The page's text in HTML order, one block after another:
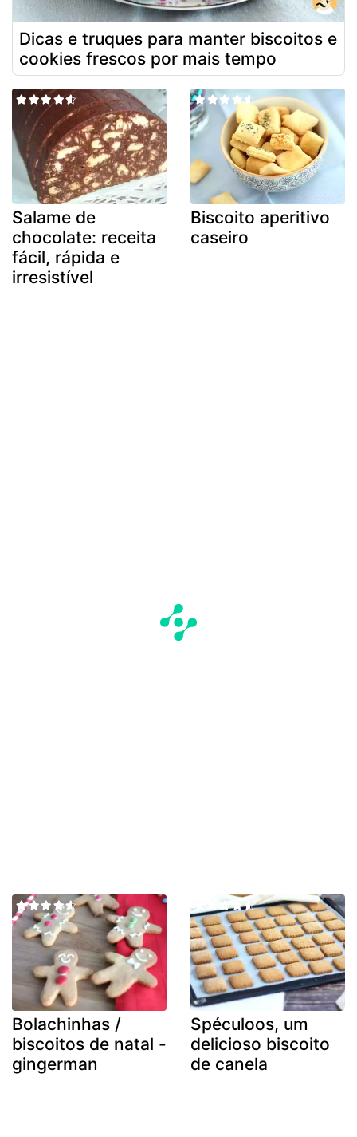
Dicas e truques para manter biscoitos e
cookies frescos por mais tempo
Salame de
chocolate: receita
fácil, rápida e
irresistível
Biscoito aperitivo
caseiro
Bolachinhas /
biscoitos de natal -
gingerman
Spéculoos, um
delicioso biscoito
de canela